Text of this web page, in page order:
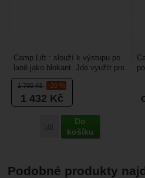
1 790Kč -20 %
1 432 Kč
Porovnat
Do
košíku
Camp Lift : slouží k výstupu po
laně jako blokant. Jde využít pro
polohování. Je šetrný k lanu,
nevyužívá...
Podobné produkty